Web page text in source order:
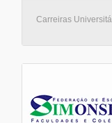
Carreiras